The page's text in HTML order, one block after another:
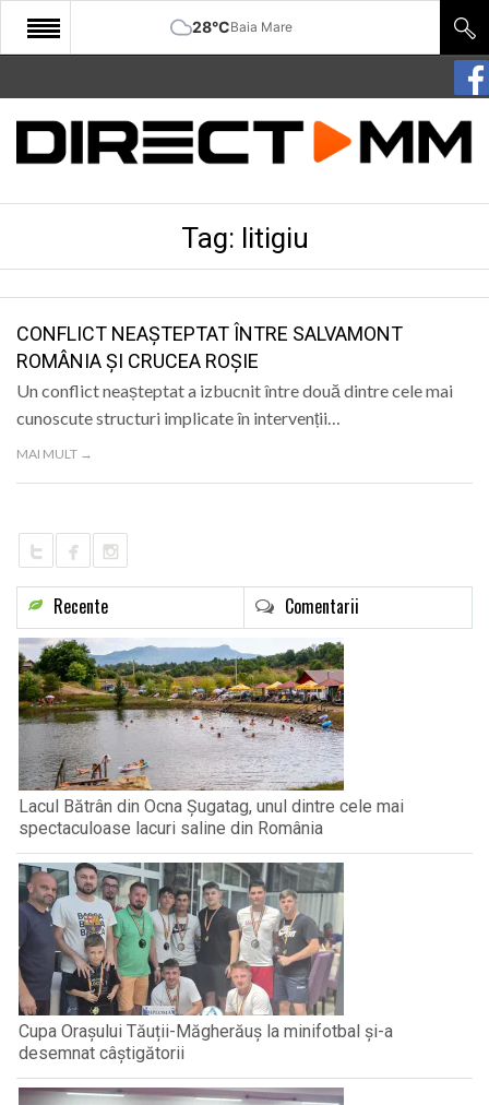
28°CBaia Mare
START
COMUNITATE
SANATATE
SPORT
SPECIAL
POLITIC
Tag: litigiu
CONFLICT NEAȘTEPTAT ÎNTRE SALVAMONT
ROMÂNIA ȘI CRUCEA ROȘIE
Un conflict neașteptat a izbucnit între două dintre cele mai
cunoscute structuri implicate în intervenții…
MAI MULT →
Recente Comentarii
Lacul Bătrân din Ocna Șugatag, unul dintre cele mai
spectaculoase lacuri saline din România
Cupa Orașului Tăuții-Măgherăuș la minifotbal și-a
desemnat câștigătorii